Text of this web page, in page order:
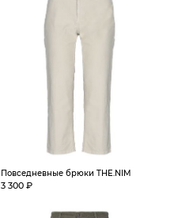
Повседневные брюки THE.NIM
3 300 ₽